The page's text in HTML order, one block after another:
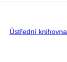
Ústřední knihovna